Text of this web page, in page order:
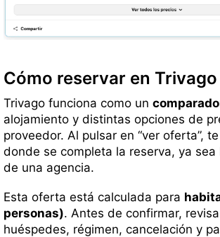
Cómo reservar en Trivago
Trivago funciona como un
alojamiento y distintas opciones de
proveedor. Al pulsar en “ver oferta”,
donde se completa la reserva, ya sea
de una agencia.
Esta oferta está calculada para
personas). Antes de confirmar,
huéspedes, régimen, cancelación y